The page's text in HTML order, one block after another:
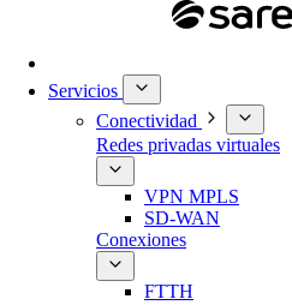
Servicios
Conectividad
Redes privadas virtuales
VPN MPLS
SD-WAN
Conexiones
FTTH